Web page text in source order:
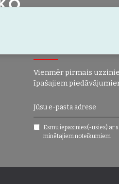
Vienmēr pirmais
īpašajiem
Esmu iepazinies(-usies) ar
minētajiem noteikumiem